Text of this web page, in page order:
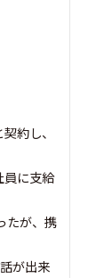
約し、
に支給
たが、携
が出来